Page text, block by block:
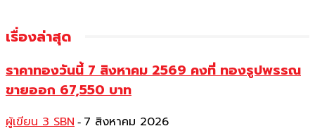
เรื่องล่าสุด
ราคาทองวันนี้ 7 สิงหาคม 2569 คงที่ ทองรูปพรรณ
ขายออก 67,550 บาท
ผู้เขียน 3 SBN - 7 สิงหาคม 2026